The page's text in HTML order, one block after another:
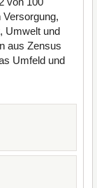
Umwelt und
aus Zensus
Umfeld und